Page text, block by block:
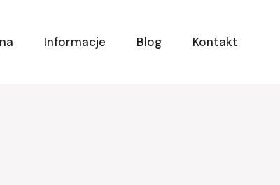
Informacje Blog Kontakt